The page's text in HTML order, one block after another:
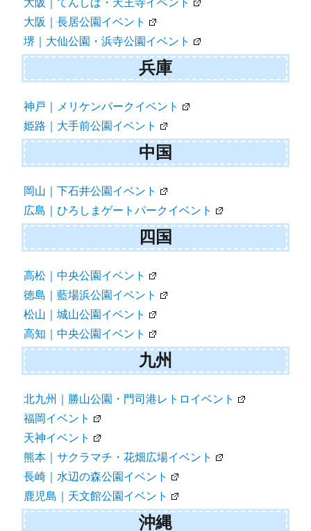
大阪｜長居公園イベント
堺｜大仙公園・浜寺公園イベント
兵庫
神戸｜メリケンパークイベント
姫路｜大手前公園イベント
中国
岡山｜下石井公園イベント
広島｜ひろしまゲートパークイベント
四国
高松｜中央公園イベント
徳島｜藍場浜公園イベント
松山｜城山公園イベント
高知｜中央公園イベント
九州
北九州｜勝山公園・門司港レトロイベント
福岡イベント
天神イベント
熊本｜サクラマチ・花畑広場イベント
長崎｜水辺の森公園イベント
鹿児島｜天文館公園イベント
沖縄